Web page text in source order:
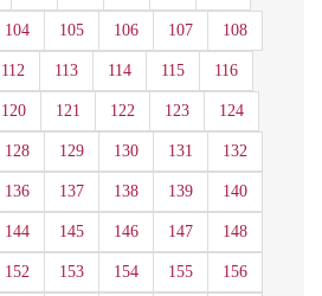
104 105 106 107 108
112 113 114 115 116
120 121 122 123 124
128 129 130 131 132
136 137 138 139 140
144 145 146 147 148
152 153 154 155 156